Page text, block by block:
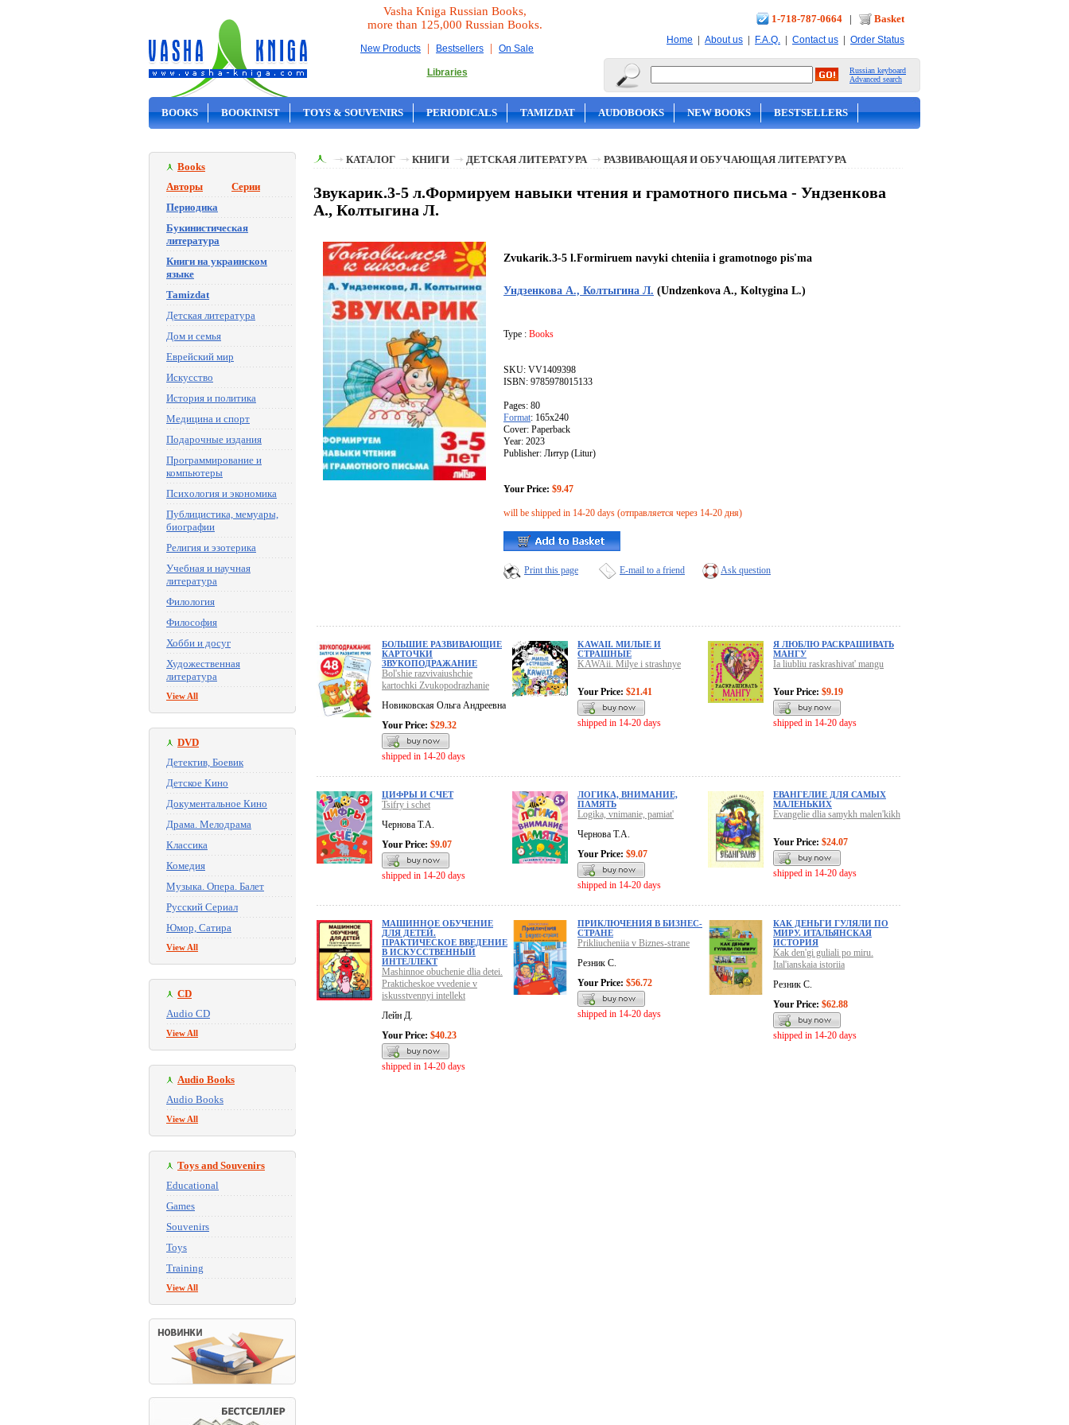
Vasha Kniga Russian Books,
more than 125,000 Russian Books.
New Products | Bestsellers | On Sale
Libraries
1-718-787-0664 | Basket
Home | About us | F.A.Q. | Contact us | Order Status
Russian keyboard
Advanced search
BOOKS BOOKINIST TOYS & SOUVENIRS PERIODICALS TAMIZDAT AUDOBOOKS NEW BOOKS BESTSELLERS
Books
Авторы
Серии
Периодика
Букинистическая
литература
Книги на украинском
языке
Tamizdat
Детская литература
Дом и семья
Еврейский мир
Искусство
История и политика
Медицина и спорт
Подарочные издания
Программирование и
компьютеры
Психология и экономика
Публицистика, мемуары,
биографии
Религия и эзотерика
Учебная и научная
литература
Филология
Философия
Хобби и досуг
Художественная
литература
View All
DVD
Детектив, Боевик
Детское Кино
Документальное Кино
Драма. Мелодрама
Классика
Комедия
Музыка. Опера. Балет
Русский Сериал
Юмор, Сатира
View All
CD
Audio CD
View All
Audio Books
Audio Books
View All
Toys and Souvenirs
Educational
Games
Souvenirs
Toys
Training
View All
КАТАЛОГ КНИГИ ДЕТСКАЯ ЛИТЕРАТУРА РАЗВИВАЮЩАЯ И ОБУЧАЮЩАЯ ЛИТЕРАТУРА
Звукарик.3-5 л.Формируем навыки чтения и грамотного письма - Ундзенкова
А., Колтыгина Л.
Zvukarik.3-5 l.Formiruem navyki chteniia i gramotnogo pis'ma
Ундзенкова А., Колтыгина Л. (Undzenkova A., Koltygina L.)
Type : Books
SKU: VV1409398
ISBN: 9785978015133
Pages: 80
Format: 165x240
Cover: Paperback
Year: 2023
Publisher: Литур (Litur)
Your Price: $9.47
will be shipped in 14-20 days (отправляется через 14-20 дня)
Print this page E-mail to a friend Ask question
БОЛЬШИЕ РАЗВИВАЮЩИЕ
КАРТОЧКИ
ЗВУКОПОДРАЖАНИЕ
Bol'shie razvivaiushchie
kartochki Zvukopodrazhanie
Новиковская Ольга Андреевна
Your Price: $29.32
shipped in 14-20 days
KAWAII. МИЛЫЕ И
СТРАШНЫЕ
KAWAii. Milye i strashnye
Your Price: $21.41
shipped in 14-20 days
Я ЛЮБЛЮ РАСКРАШИВАТЬ
МАНГУ
Ia liubliu raskrashivat' mangu
Your Price: $9.19
shipped in 14-20 days
ЦИФРЫ И СЧЕТ
Tsifry i schet
Чернова Т.А.
Your Price: $9.07
shipped in 14-20 days
ЛОГИКА, ВНИМАНИЕ,
ПАМЯТЬ
Logika, vnimanie, pamiat'
Чернова Т.А.
Your Price: $9.07
shipped in 14-20 days
ЕВАНГЕЛИЕ ДЛЯ САМЫХ
МАЛЕНЬКИХ
Evangelie dlia samykh malen'kikh
Your Price: $24.07
shipped in 14-20 days
МАШИННОЕ ОБУЧЕНИЕ
ДЛЯ ДЕТЕЙ.
ПРАКТИЧЕСКОЕ ВВЕДЕНИЕ
В ИСКУССТВЕННЫЙ
ИНТЕЛЛЕКТ
Mashinnoe obuchenie dlia detei.
Prakticheskoe vvedenie v
iskusstvennyi intellekt
Лейн Д.
Your Price: $40.23
shipped in 14-20 days
ПРИКЛЮЧЕНИЯ В БИЗНЕС-
СТРАНЕ
Prikliucheniia v Biznes-strane
Резник С.
Your Price: $56.72
shipped in 14-20 days
КАК ДЕНЬГИ ГУЛЯЛИ ПО
МИРУ. ИТАЛЬЯНСКАЯ
ИСТОРИЯ
Kak den'gi guliali po miru.
Ital'ianskaia istoriia
Резник С.
Your Price: $62.88
shipped in 14-20 days